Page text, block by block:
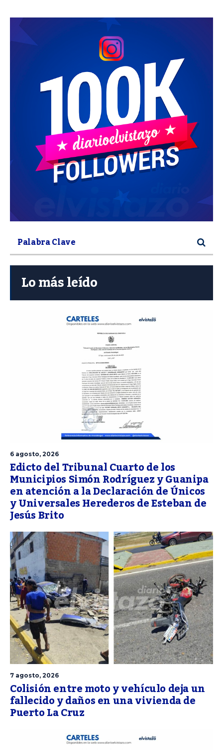
Lo más leído
6 agosto, 2026
Edicto del Tribunal Cuarto de los
Municipios Simón Rodríguez y Guanipa
en atención a la Declaración de Únicos
y Universales Herederos de Esteban de
Jesús Brito
7 agosto, 2026
Colisión entre moto y vehículo deja un
fallecido y daños en una vivienda de
Puerto La Cruz